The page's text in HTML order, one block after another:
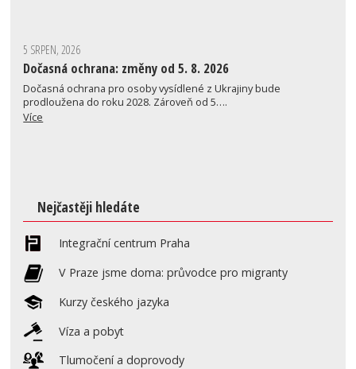
5 SRPEN, 2026
Dočasná ochrana: změny od 5. 8. 2026
Dočasná ochrana pro osoby vysídlené z Ukrajiny bude
prodloužena do roku 2028. Zároveň od 5….
Více
Nejčastěji hledáte
Integrační centrum Praha
V Praze jsme doma: průvodce pro migranty
Kurzy českého jazyka
Víza a pobyt
Tlumočení a doprovody